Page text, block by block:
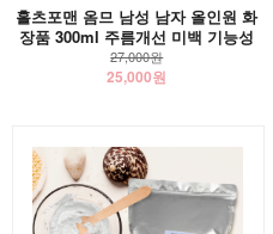
홀츠포맨 옴므 남성 남자 올인원 화
장품 300ml 주름개선 미백 기능성
27,000원
25,000원